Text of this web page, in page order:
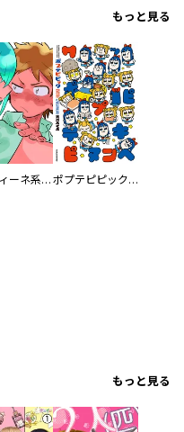
もっと見る
ウンディーネ系彼氏 ポプテピピック SEASON EIGHT
もっと見る